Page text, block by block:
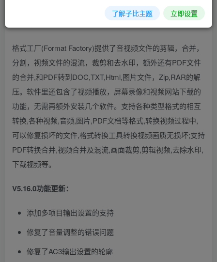
手中的设备型号，就能轻松开始转换，更快更方便地实现广
格式工厂(Format Factory)提供了音视频文件的剪辑，合并，
分割，视频文件的混流，裁剪和去水印，额外还有PDF文件
的合并,和PDF转到DOC,TXT,Html,图片文件，Zip,RAR的解
压。软件里还包含了视频播放，屏幕录像和视频网站下载的
功能，无需再额外安装几个软件。支持各种类型格式的相互
转换,各种视频,音频,图片,PDF文档等格式,转换视频过程中,
可以修复损坏的文件,格式转换工具转换视频画质无损坏;支持
PDF转换合并,视频合并及混流,画面裁剪,剪辑视频,去除水印,
下载视频等。
V5.16.0功能更新：
添加多项目输出设置的支持
修复了音量调整的错误问题
修复了AC3输出设置的轮廓
了解子比主题 立即设置